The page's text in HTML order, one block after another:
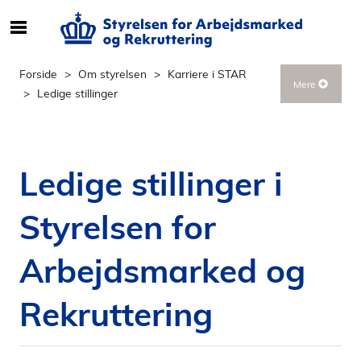
e
d
h
o
l
d
p
Forside Om styrelsen
Karriere i STAR
Ledige stillinger
Mere
Ledige stillinger i
Styrelsen for
Arbejdsmarked og
Rekruttering